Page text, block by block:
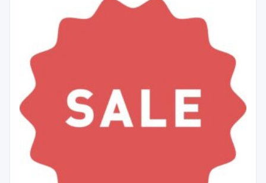
中古パレット
再生原料
梱包資材
イラン情勢まとめ ▼
公式ブログ
会社案内